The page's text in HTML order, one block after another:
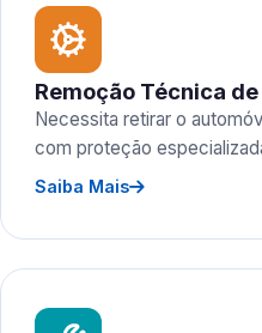
Remoção Técnica
Necessita retirar o
com proteção
Saiba Mais